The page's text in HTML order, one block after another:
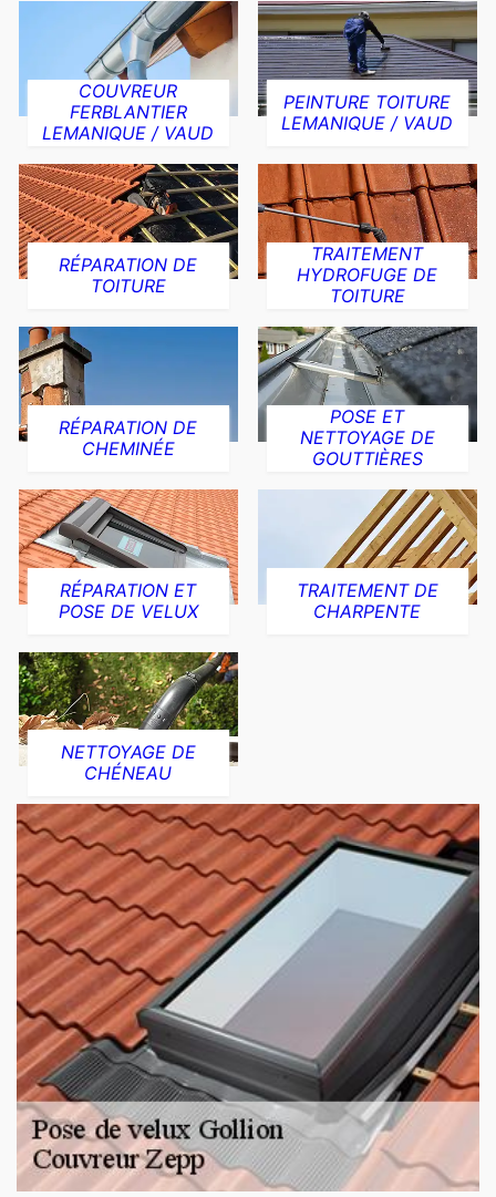
COUVREUR
FERBLANTIER
LEMANIQUE / VAUD
PEINTURE TOITURE
LEMANIQUE / VAUD
RÉPARATION DE
TOITURE
TRAITEMENT
HYDROFUGE DE
TOITURE
RÉPARATION DE
CHEMINÉE
POSE ET
NETTOYAGE DE
GOUTTIÈRES
RÉPARATION ET
POSE DE VELUX
TRAITEMENT DE
CHARPENTE
NETTOYAGE DE
CHÉNEAU